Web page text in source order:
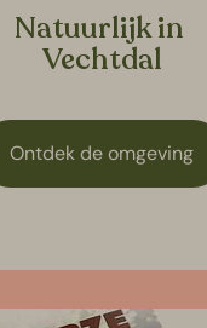
Natuurlijk in
Vechtdal
Ontdek de omgeving